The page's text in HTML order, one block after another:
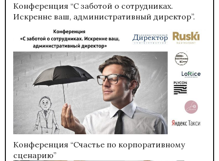
Конференция “С заботой о сотрудниках.
Искренне ваш, административный директор”.
Конференция “Счастье по корпоративному
сценарию”